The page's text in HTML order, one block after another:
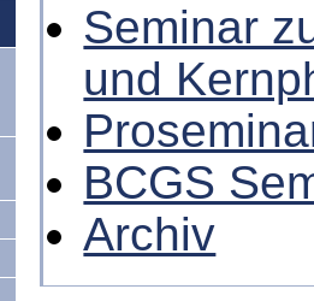
Seminar
und
BCGS
Archiv